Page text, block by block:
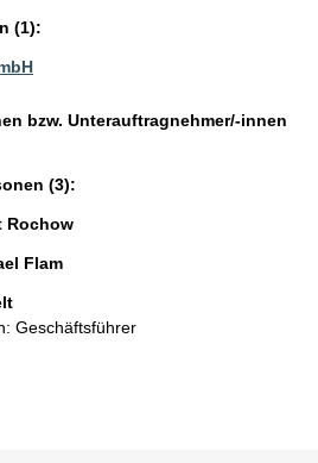
(1):
bzw. Unterauftragnehmer/-innen
(3):
Rochow
Flam
Geschäftsführer